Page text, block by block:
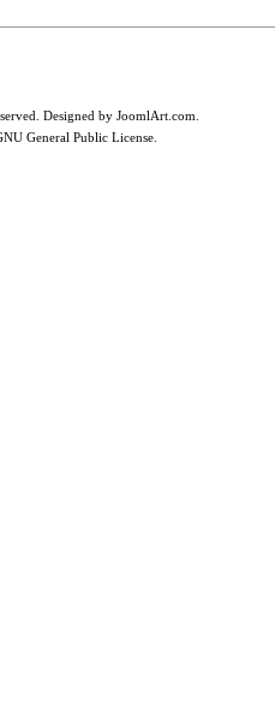
Designed by JoomlArt.com
General Public License.